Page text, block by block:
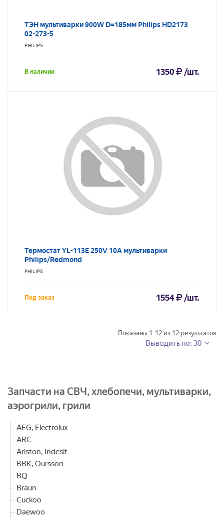
ТЭН мультиварки 900W D=185мм Philips HD2173
02-273-5
PHILIPS
В наличии 1350 /шт.
Термостат YL-113E 250V 10A мультиварки
Philips/Redmond
PHILIPS
Под заказ 1554 /шт.
Показаны 1-12 из 12 результатов
Выводить по: 30
Запчасти на СВЧ, хлебопечи, мультиварки,
аэрогрили, грили
AEG, Electrolux
ARC
Ariston, Indesit
BBK, Oursson
BQ
Braun
Cuckoo
Daewoo